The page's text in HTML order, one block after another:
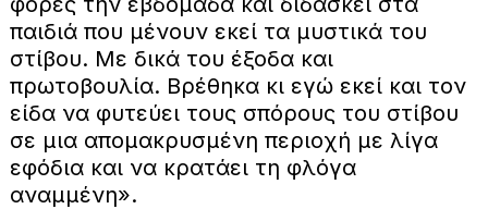
παιδιά που μένουν εκεί τα μυστικά του
στίβου. Με δικά του έξοδα και
πρωτοβουλία. Βρέθηκα κι εγώ εκεί και τον
είδα να φυτεύει τους σπόρους του στίβου
σε μια απομακρυσμένη περιοχή με λίγα
εφόδια και να κρατάει τη φλόγα
αναμμένη».